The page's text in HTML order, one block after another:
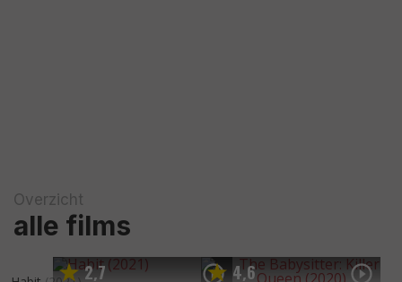
Overzicht
alle films
2,7 4,6